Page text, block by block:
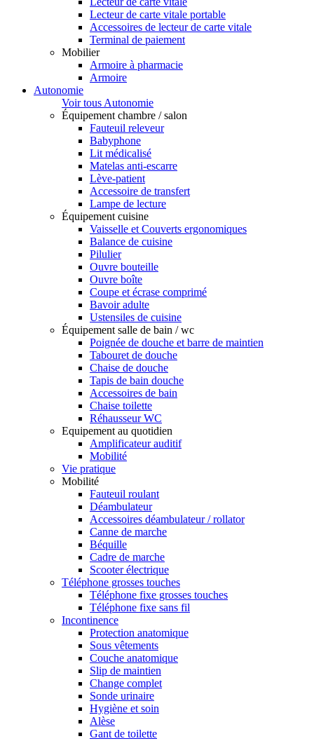
Lecteur de carte vitale portable
Accessoires de lecteur de carte vitale
Terminal de paiement
Mobilier
Armoire à pharmacie
Armoire
Autonomie
Voir tous Autonomie
Équipement chambre / salon
Fauteuil releveur
Babyphone
Lit médicalisé
Matelas anti-escarre
Lève-patient
Accessoire de transfert
Lampe de lecture
Équipement cuisine
Vaisselle et Couverts ergonomiques
Balance de cuisine
Pilulier
Ouvre bouteille
Ouvre boîte
Coupe et écrase comprimé
Bavoir adulte
Ustensiles de cuisine
Équipement salle de bain / wc
Poignée de douche et barre de maintien
Tabouret de douche
Chaise de douche
Tapis de bain douche
Accessoires de bain
Chaise toilette
Réhausseur WC
Equipement au quotidien
Amplificateur auditif
Mobilité
Vie pratique
Mobilité
Fauteuil roulant
Déambulateur
Accessoires déambulateur / rollator
Canne de marche
Béquille
Cadre de marche
Scooter électrique
Téléphone grosses touches
Téléphone fixe grosses touches
Téléphone fixe sans fil
Incontinence
Protection anatomique
Sous vêtements
Couche anatomique
Slip de maintien
Change complet
Sonde urinaire
Hygiène et soin
Alèse
Gant de toilette